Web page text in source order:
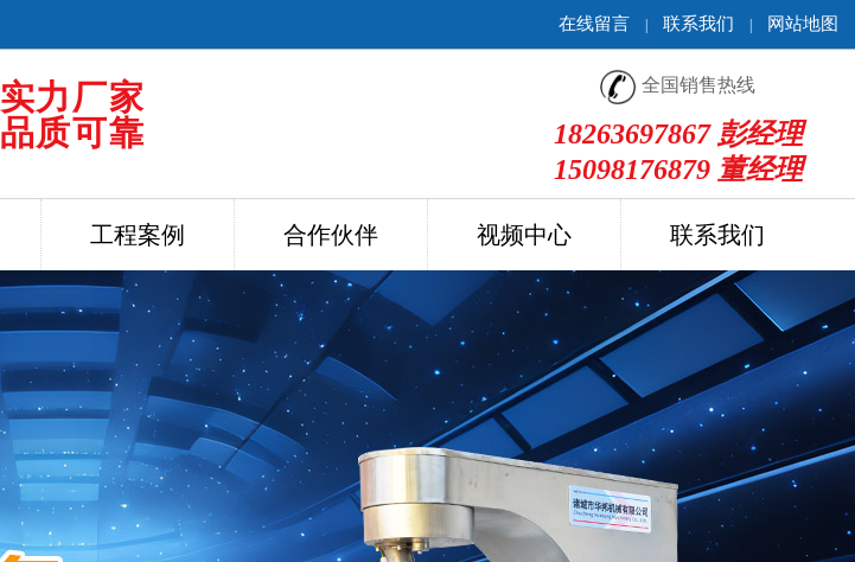
在线留言 联系我们 网站地图
实力厂家
品质可靠
全国销售热线
18263697867 彭经理
15098176879 董经理
工程案例 合作伙伴 视频中心 联系我们